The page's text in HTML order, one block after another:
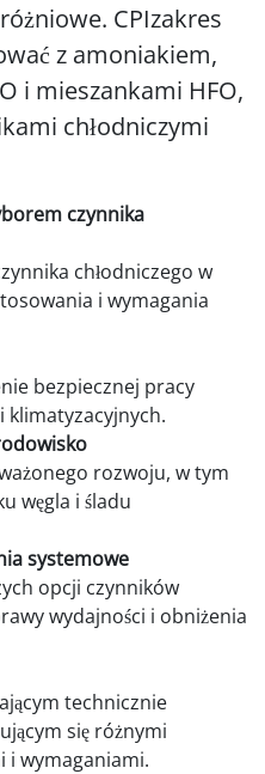
CPIzakres
z amoniakiem,
i mieszankami HFO,
chłodniczymi
czynnika
chłodniczego w
i wymagania
bezpiecznej pracy
klimatyzacyjnych.
rozwoju, w tym
węgla i śladu
systemowe
opcji czynników
wydajności i obniżenia
technicznie
się różnymi
i wymaganiami.